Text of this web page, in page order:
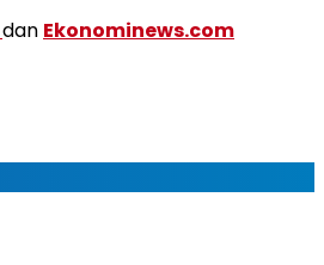
dan Ekonominews.com